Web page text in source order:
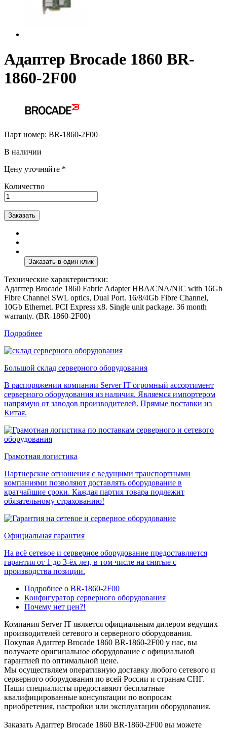
Адаптер Brocade 1860 BR-
1860-2F00
Парт номер: BR-1860-2F00
В наличии
Цену уточняйте *
Количество
Заказать
Технические характеристики:
Адаптер Brocade 1860 Fabric Adapter HBA/CNA/NIC with 16Gb
Fibre Channel SWL optics, Dual Port. 16/8/4Gb Fibre Channel,
10Gb Ethernet. PCI Express x8. Single unit package. 36 month
warranty. (BR-1860-2F00)
Подробнее
Большой склад серверного оборудования
В распоряжении компании Server IT огромный ассортимент
серверного оборудования из наличия. Являемся импортером
напрямую от заводов производителей. Прямые поставки из
Китая.
Грамотная логистика
Партнерские отношения с ведущими транспортными
компаниями позволяют доставлять оборудование в
кратчайшие сроки. Каждая партия товара подлежит
обязательному страхованию!
Официальная гарантия
На всё сетевое и серверное оборудование предоставляется
гарантия от 1 до 3-ёх лет, в том числе на снятые с
производства позиции.
Подробнее о BR-1860-2F00
Конфигуратор серверного оборудования
Почему нет цен?!
Компания Server IT является официальным дилером ведущих
производителей сетевого и серверного оборудования.
Покупая Адаптер Brocade 1860 BR-1860-2F00 у нас, вы
получаете оригинальное оборудование с официальной
гарантией по оптимальной цене.
Мы осуществляем оперативную доставку любого сетевого и
серверного оборудования по всей России и странам СНГ.
Наши специалисты предоставяют бесплатные
квалифицированные консультации по вопросам
приобретения, настройки или эксплуатации оборудования.
Заказать Адаптер Brocade 1860 BR-1860-2F00 вы можете